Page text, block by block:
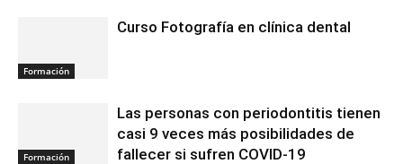
Formación
Curso Fotografía en clínica dental
Formación
Las personas con periodontitis tienen
casi 9 veces más posibilidades de
fallecer si sufren COVID-19